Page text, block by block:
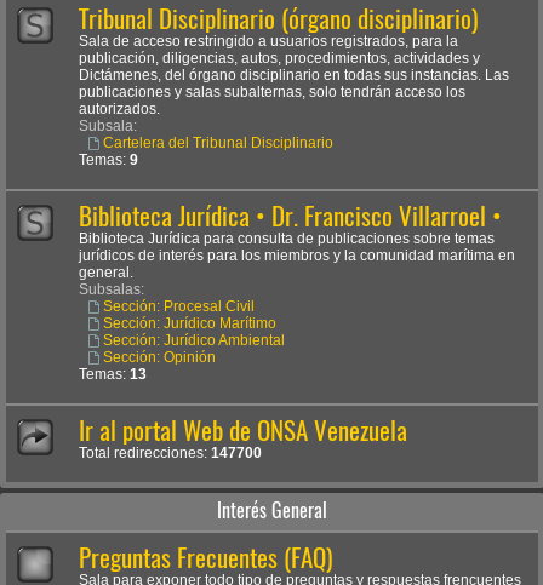
Tribunal Disciplinario (órgano disciplinario)
Sala de acceso restringido a usuarios registrados, para la
publicación, diligencias, autos, procedimientos, actividades y
Dictámenes, del órgano disciplinario en todas sus instancias. Las
publicaciones y salas subalternas, solo tendrán acceso los
autorizados.
Subsala:
Cartelera del Tribunal Disciplinario
Temas: 9
Biblioteca Jurídica • Dr. Francisco Villarroel •
Biblioteca Jurídica para consulta de publicaciones sobre temas
jurídicos de interés para los miembros y la comunidad marítima en
general.
Subsalas:
Sección: Procesal Civil
Sección: Jurídico Marítimo
Sección: Jurídico Ambiental
Sección: Opinión
Temas: 13
Ir al portal Web de ONSA Venezuela
Total redirecciones: 147700
Interés General
Preguntas Frecuentes (FAQ)
Sala para exponer todo tipo de preguntas y respuestas frencuentes